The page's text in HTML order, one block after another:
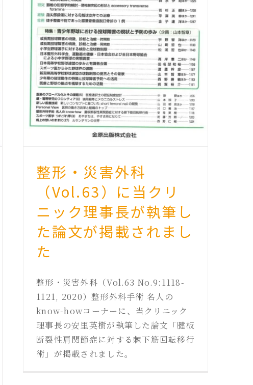
整形・災害外科
（Vol.63）に当クリ
ニック理事長が執筆し
た論文が掲載されまし
た
整形・災害外科（Vol.63 No.9:1118-
1121, 2020）整形外科手術 名人の
know-howコーナーに、当クリニック
理事長の安里英樹が執筆した論文「腱板
断裂性肩関節症に対する棘下筋回転移行
術」が掲載されました。